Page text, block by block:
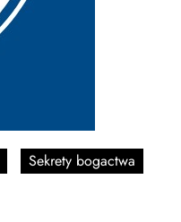
Sekrety bogactwa